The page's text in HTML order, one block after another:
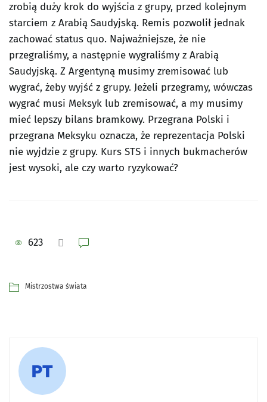
zrobią duży krok do wyjścia z grupy, przed kolejnym
starciem z Arabią Saudyjską. Remis pozwolił jednak
zachować status quo. Najważniejsze, że nie
przegraliśmy, a następnie wygraliśmy z Arabią
Saudyjską. Z Argentyną musimy zremisować lub
wygrać, żeby wyjść z grupy. Jeżeli przegramy, wówczas
wygrać musi Meksyk lub zremisować, a my musimy
mieć lepszy bilans bramkowy. Przegrana Polski i
przegrana Meksyku oznacza, że reprezentacja Polski
nie wyjdzie z grupy. Kurs STS i innych bukmacherów
jest wysoki, ale czy warto ryzykować?
623
Mistrzostwa świata